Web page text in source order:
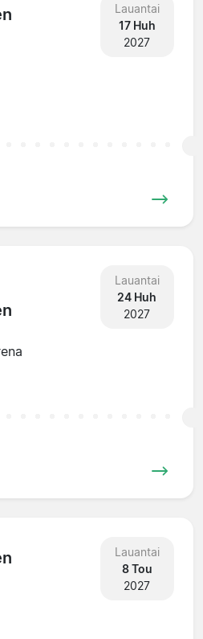
Lauantai
17 Huh
2027
Lauantai
24 Huh
2027
Lauantai
8 Tou
2027